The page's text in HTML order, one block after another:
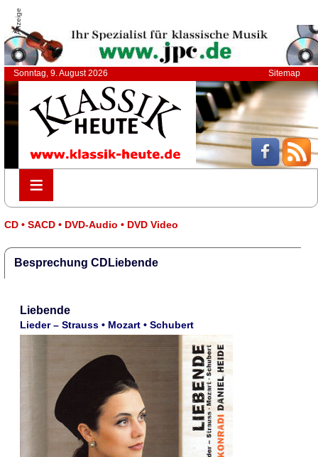
Anzeige
Sonntag, 9. August 2026 Sitemap
≡
≡
CD • SACD • DVD-Audio • DVD Video
Besprechung CDLiebende
Liebende
Lieder – Strauss • Mozart • Schubert